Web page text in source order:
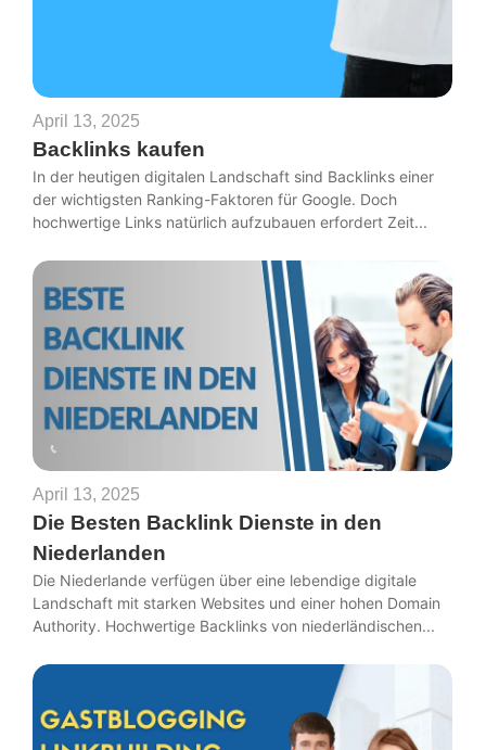
April 13, 2025
Backlinks kaufen
In der heutigen digitalen Landschaft sind Backlinks einer
der wichtigsten Ranking-Faktoren für Google. Doch
hochwertige Links natürlich aufzubauen erfordert Zeit...
April 13, 2025
Die Besten Backlink Dienste in den
Niederlanden
Die Niederlande verfügen über eine lebendige digitale
Landschaft mit starken Websites und einer hohen Domain
Authority. Hochwertige Backlinks von niederländischen...